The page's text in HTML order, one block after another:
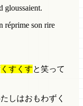
gloussaient.
réprime son rire
くすくすと笑って
しはおもわずく